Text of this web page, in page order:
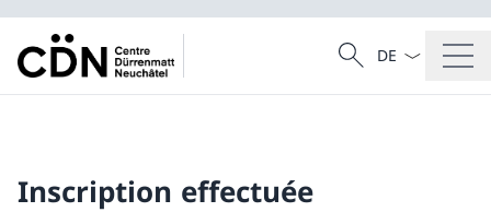
Cercare
Ricerca
Dal menu a
Inscription effectuée